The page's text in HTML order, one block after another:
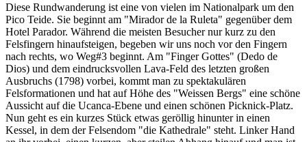
Diese Rundwanderung ist eine von vielen im Nationalpark um den
Pico Teide. Sie beginnt am "Mirador de la Ruleta" gegenüber dem
Hotel Parador. Während die meisten Besucher nur kurz zu den
Felsfingern hinaufsteigen, begeben wir uns noch vor den Fingern
nach rechts, wo Weg#3 beginnt. Am "Finger Gottes" (Dedo de
Dios) und dem eindrucksvollen Lava-Feld des letzten großen
Ausbruchs (1798) vorbei, kommt man zu spektakulären
Felsformationen und hat auf Höhe des "Weissen Bergs" eine schöne
Aussicht auf die Ucanca-Ebene und einen schönen Picknick-Platz.
Nun geht es ein kurzes Stück etwas geröllig hinunter in einen
Kessel, in dem der Felsendom "die Kathedrale" steht. Linker Hand